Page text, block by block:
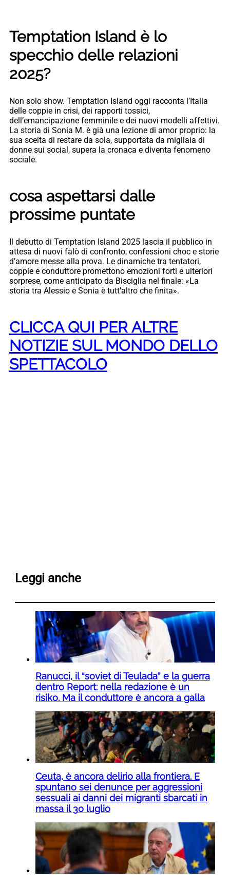
Temptation Island è lo
specchio delle relazioni
2025?
Non solo show. Temptation Island oggi racconta l’Italia
delle coppie in crisi, dei rapporti tossici,
dell’emancipazione femminile e dei nuovi modelli affettivi.
La storia di Sonia M. è già una lezione di amor proprio: la
sua scelta di restare da sola, supportata da migliaia di
donne sui social, supera la cronaca e diventa fenomeno
sociale.
cosa aspettarsi dalle
prossime puntate
Il debutto di Temptation Island 2025 lascia il pubblico in
attesa di nuovi falò di confronto, confessioni choc e storie
d’amore messe alla prova. Le dinamiche tra tentatori,
coppie e conduttore promettono emozioni forti e ulteriori
sorprese, come anticipato da Bisciglia nel finale: «La
storia tra Alessio e Sonia è tutt’altro che finita».
CLICCA QUI PER ALTRE
NOTIZIE SUL MONDO DELLO
SPETTACOLO
Leggi anche
Ranucci, il “soviet di Teulada” e la guerra
dentro Report: nella redazione è un
risiko. Ma il conduttore è ancora a galla
Ceuta, è ancora delirio alla frontiera. E
spuntano sei denunce per aggressioni
sessuali ai danni dei migranti sbarcati in
massa il 30 luglio